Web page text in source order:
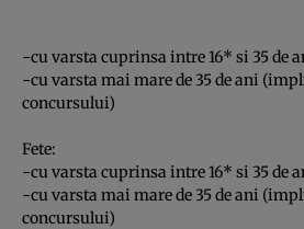
-cu varsta cuprinsa intre 16* si 35 de
-cu varsta mai mare de 35 de ani
concursului)
Fete:
-cu varsta cuprinsa intre 16* si 35 de
-cu varsta mai mare de 35 de ani
concursului)